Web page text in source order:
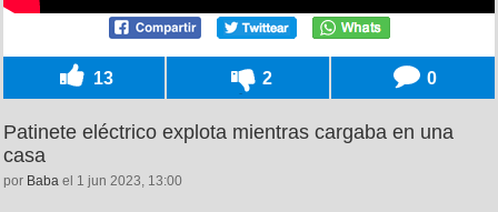
13 2 0
Patinete eléctrico explota mientras cargaba en una
casa
por Baba el 1 jun 2023, 13:00